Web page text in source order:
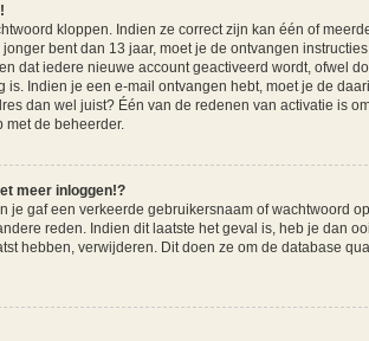
kloppen. Indien ze correct zijn kan één of
bent dan 13 jaar, moet je de ontvangen
dat iedere nieuwe account geactiveerd wordt, ofwel
Indien je een e-mail ontvangen hebt, moet je de
dan wel juist? Één van de redenen van activatie is
de beheerder.
meer inloggen!?
je gaf een verkeerde gebruikersnaam of wachtwoord
reden. Indien dit laatste het geval is, heb je dan
hebben, verwijderen. Dit doen ze om de database